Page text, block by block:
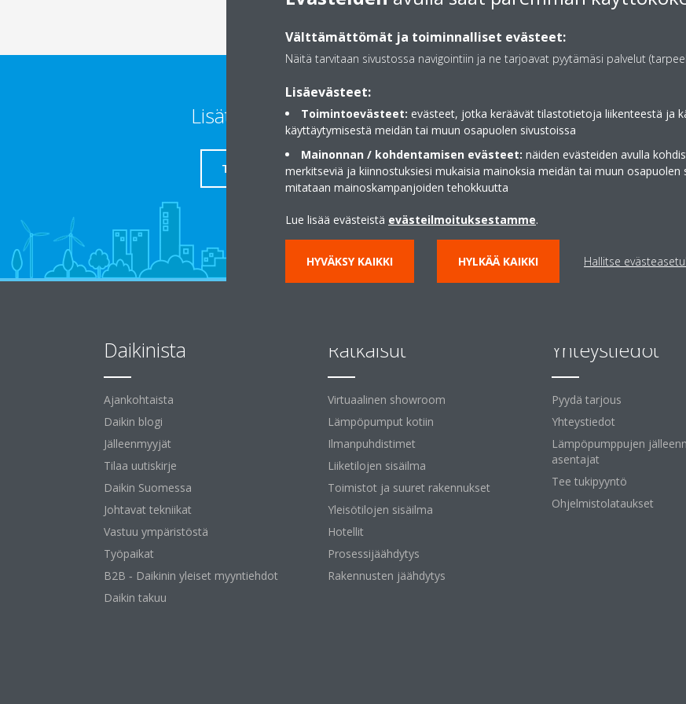
Lisätietoja
TUKI
Daikinista
Ajankohtaista
Daikin blogi
Jälleenmyyjät
Tilaa uutiskirje
Daikin Suomessa
Johtavat tekniikat
Vastuu ympäristöstä
Työpaikat
B2B ‐ Daikinin yleiset myyntiehdot
Daikin takuu
Ratkaisut
Virtuaalinen showroom
Lämpöpumput kotiin
Ilmanpuhdistimet
Liiketilojen sisäilma
Toimistot ja suuret rakennukset
Yleisötilojen sisäilma
Hotellit
Prosessijäähdytys
Rakennusten jäähdytys
Yhteystiedot
Pyydä tarjous
Yhteystiedot
Lämpöpumppujen
asentajat
Tee tukipyyntö
Ohjelmistolataukset
Välttämättömät ja toiminnalliset evästeet:
Näitä tarvitaan sivustossa navigointiin ja ne tarjoavat pyytämäsi palvelut
Lisäevästeet:
Toimintoevästeet: evästeet, jotka keräävät tilastotietoja liikenteestä ja
käyttäytymisestä meidän tai muun osapuolen sivustoissa
Mainonnan / kohdentamisen evästeet: näiden evästeiden avulla
merkitseviä ja kiinnostuksiesi mukaisia mainoksia meidän tai muun osapuolen
mitataan mainoskampanjoiden tehokkuutta
Lue lisää evästeistä evästeilmoituksestamme.
HYVÄKSY KAIKKI HYLKÄÄ KAIKKI Hallitse